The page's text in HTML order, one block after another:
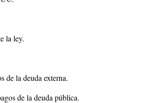
la ley.
de la deuda externa.
de la deuda pública.